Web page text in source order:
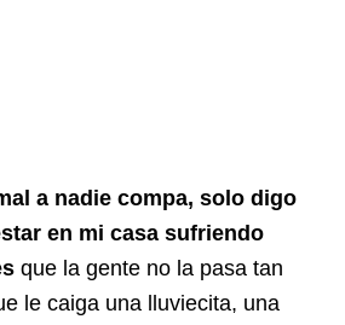
a nadie compa, solo digo
en mi casa sufriendo
que la gente no la pasa tan
le caiga una lluviecita, una